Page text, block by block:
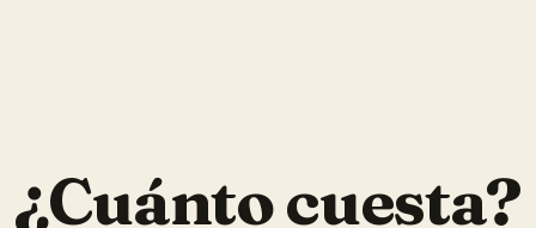
¿Cuánto cuesta?